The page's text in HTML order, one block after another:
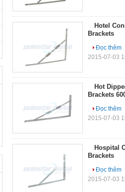
Hotel
Brackets
Đọc thêm
2015-07-03
Hot
Brackets
Đọc thêm
2015-07-03
Hospital
Brackets
Đọc thêm
2015-07-03